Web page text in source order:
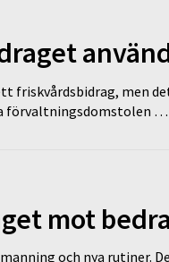
friskvårdsbidrag, men
förvaltningsdomstolen …
mot
och nya rutiner.